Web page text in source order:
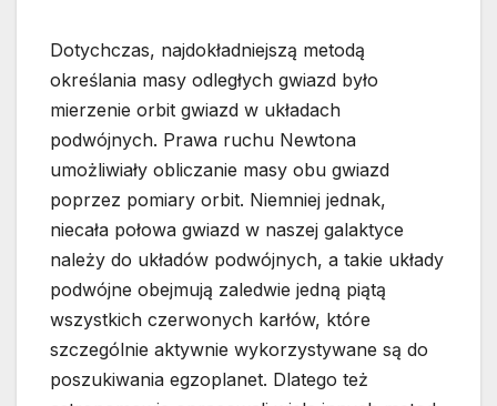
Dotychczas, najdokładniejszą metodą
określania masy odległych gwiazd było
mierzenie orbit gwiazd w układach
podwójnych. Prawa ruchu Newtona
umożliwiały obliczanie masy obu gwiazd
poprzez pomiary orbit. Niemniej jednak,
niecała połowa gwiazd w naszej galaktyce
należy do układów podwójnych, a takie układy
podwójne obejmują zaledwie jedną piątą
wszystkich czerwonych karłów, które
szczególnie aktywnie wykorzystywane są do
poszukiwania egzoplanet. Dlatego też